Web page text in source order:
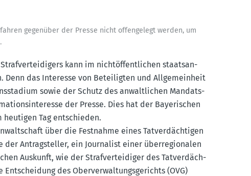
gegenüber der Presse nicht offen­gelegt werden, um
Straf­ver­tei­digers kann im nicht­öf­fent­lichen staats­an­
das Interesse von Betei­ligten und Allge­meinheit
sowie der Schutz des anwalt­lichen Mandats­
der Presse. Dies hat der Bayeri­schen
heutigen Tag entschieden.
über die Festnahme eines Tatver­däch­tigen
Antrag­steller, ein Journalist einer überre­gio­nalen
Auskunft, wie der Straf­ver­tei­diger des Tatver­däch­
des Oberver­wal­tungs­ge­richts (OVG)